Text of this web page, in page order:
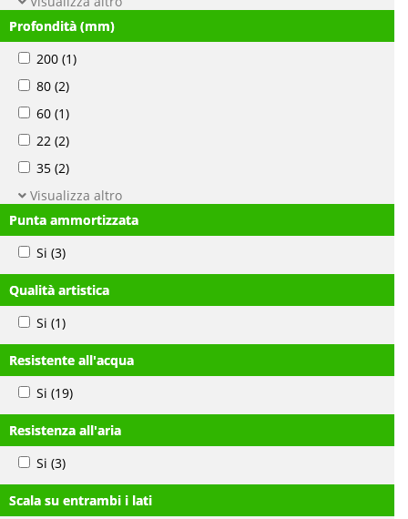
Profondità (mm)
200 (1)
80 (2)
60 (1)
22 (2)
35 (2)
Visualizza altro
Punta ammortizzata
Si (3)
Qualità artistica
Si (1)
Resistente all'acqua
Si (19)
Resistenza all'aria
Si (3)
Scala su entrambi i lati